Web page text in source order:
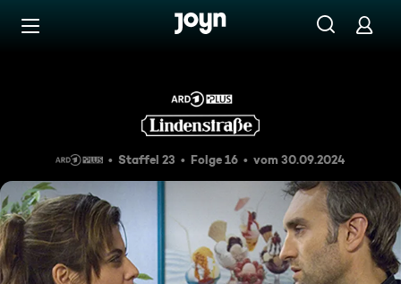
Zum Inhalt springen
Scherben
Staffel 23 Folge 16 vom 30.09.2024